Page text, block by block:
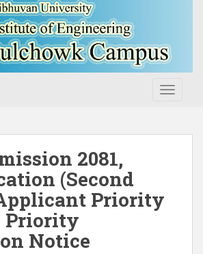
2081,
(Second
Priority
Priority
Notice